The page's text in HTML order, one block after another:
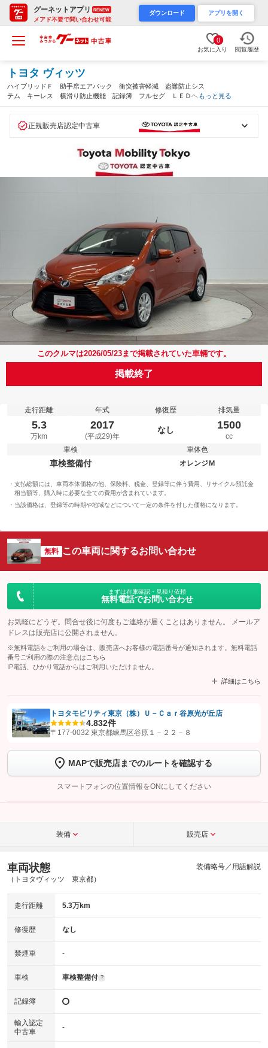
グーネットアプリ RENEW
メアド不要で問い合わせ可能
ダウンロード アプリを開く
0
お気に入り 閲覧履歴
トヨタ ヴィッツ
ハイブリッドＦ 助手席エアバック 衝突被害軽減 盗難防止シス
テム キーレス 横滑り防止機能 記録簿 フルセグ ＬＥＤヘッ
ド アルミホイール ＥＴＣ車載器 パワーウィンドウ ナビＴ
もっと見る
正規販売店認定中古車
このクルマは2026/05/23まで掲載されていた車輛です。
掲載終了
走行距離
5.3
万km
年式
2017
(平成29)年
修復歴
なし
排気量
1500
cc
車検
車検整備付
車体色
オレンジＭ
支払総額には、車両本体価格の他、保険料、税金、登録等に伴う費用、リサイクル預託金
相当額等、購入時に必要な全ての費用が含まれています。
当該価格は、登録等の時期や地域などについて一定の条件を付した価格になります。
無料 この車両に関するお問い合わせ
まずは在庫確認・見積り依頼
無料電話でお問い合わせ
お気軽にどうぞ。問合せ後に何度もご連絡が届くことはありません。 メールア
ドレスは販売店に公開されません。
※無料電話をご利用の場合は、販売店へお客様の電話番号が通知されます。無料電話
番号ご利用の際の注意点は こちら
IP電話、ひかり電話からはご利用いただけません。
詳細はこちら
【STEP1】認証画面でグーネットを友だち追加してから「許可する」ボタンを押
トーク画面で
ボタンをタップして問い合わせを
完了してください。
こちら
トヨタモビリティ東京（株）Ｕ－Ｃａｒ谷原光が丘店
4.832件
〒177-0032 東京都練馬区谷原１－２２－８
MAPで販売店までのルートを確認する
スマートフォンの位置情報をONにしてください
装備 販売店
車両状態
（トヨタヴィッツ 東京都）
装備略号／用語解説
走行距離 5.3万km
修復歴 なし
禁煙車 -
車検 車検整備付 ?
記録簿
輸入認定
中古車
-